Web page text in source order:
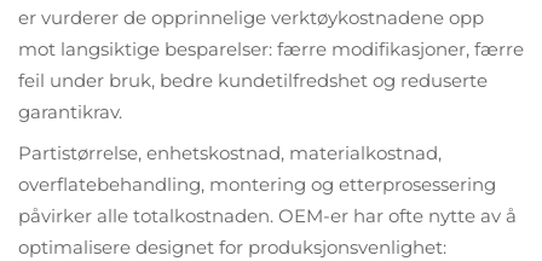
er vurderer de opprinnelige verktøykostnadene opp
mot langsiktige besparelser: færre modifikasjoner, færre
feil under bruk, bedre kundetilfredshet og reduserte
garantikrav.
Partistørrelse, enhetskostnad, materialkostnad,
overflatebehandling, montering og etterprosessering
påvirker alle totalkostnaden. OEM-er har ofte nytte av å
optimalisere designet for produksjonsvenlighet: